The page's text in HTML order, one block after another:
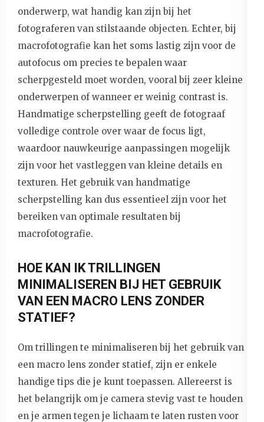
onderwerp, wat handig kan zijn bij het
fotograferen van stilstaande objecten. Echter, bij
macrofotografie kan het soms lastig zijn voor de
autofocus om precies te bepalen waar
scherpgesteld moet worden, vooral bij zeer kleine
onderwerpen of wanneer er weinig contrast is.
Handmatige scherpstelling geeft de fotograaf
volledige controle over waar de focus ligt,
waardoor nauwkeurige aanpassingen mogelijk
zijn voor het vastleggen van kleine details en
texturen. Het gebruik van handmatige
scherpstelling kan dus essentieel zijn voor het
bereiken van optimale resultaten bij
macrofotografie.
HOE KAN IK TRILLINGEN
MINIMALISEREN BIJ HET GEBRUIK
VAN EEN MACRO LENS ZONDER
STATIEF?
Om trillingen te minimaliseren bij het gebruik van
een macro lens zonder statief, zijn er enkele
handige tips die je kunt toepassen. Allereerst is
het belangrijk om je camera stevig vast te houden
en je armen tegen je lichaam te laten rusten voor